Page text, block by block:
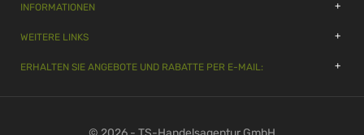
INFORMATIONEN
WEITERE LINKS
ERHALTEN SIE ANGEBOTE UND RABATTE PER E-MAIL: